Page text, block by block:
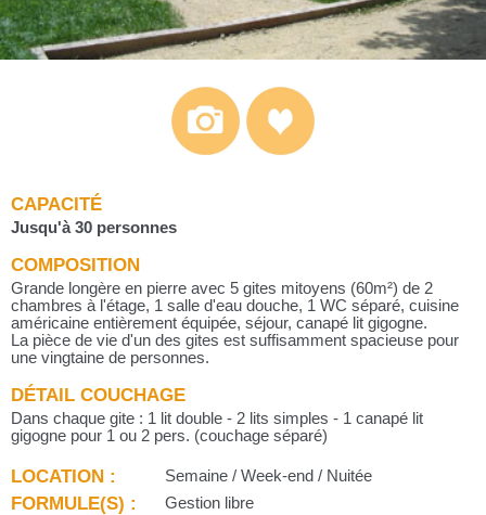
CAPACITÉ
Jusqu'à 30 personnes
COMPOSITION
Grande longère en pierre avec 5 gites mitoyens (60m²) de 2
chambres à l'étage, 1 salle d'eau douche, 1 WC séparé, cuisine
américaine entièrement équipée, séjour, canapé lit gigogne.
La pièce de vie d'un des gites est suffisamment spacieuse pour
une vingtaine de personnes.
DÉTAIL COUCHAGE
Dans chaque gite : 1 lit double - 2 lits simples - 1 canapé lit
gigogne pour 1 ou 2 pers. (couchage séparé)
LOCATION : Semaine / Week-end / Nuitée
FORMULE(S) : Gestion libre